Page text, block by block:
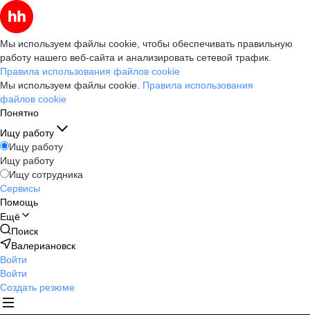
Мы используем файлы cookie, чтобы обеспечивать правильную
работу нашего веб-сайта и анализировать сетевой трафик.
Правила использования файлов cookie
Мы используем файлы cookie. Правила использования
файлов cookie
Понятно
Ищу работу
Ищу работу
Ищу работу
Ищу сотрудника
Сервисы
Помощь
Ещё
Поиск
Валериановск
Войти
Войти
Создать резюме